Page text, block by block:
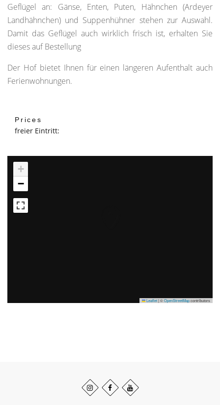
Geflügel an: Gänse, Enten, Puten, Hähnchen (Ardeyer
Landhähnchen) und Suppenhühner stehen zur Auswahl.
Damit das Geflügel auch wirklich frisch ist, erhalten Sie
dieses auf Bestellung
Der Hof bietet Ihnen für einen längeren Aufenthalt auch
Ferienwohnungen.
Prices
freier Eintritt:
+
−
Leaflet|©OpenStreetMapcontributors